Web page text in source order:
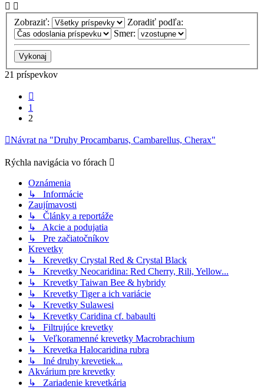
Zobraziť:
Zoradiť podľa:
Smer:
21 príspevkov
1
2
Návrat na "Druhy Procambarus, Cambarellus, Cherax"
Rýchla navigácia vo fórach
Oznámenia
↳ Informácie
Zaujímavosti
↳ Články a reportáže
↳ Akcie a podujatia
↳ Pre začiatočníkov
Krevetky
↳ Krevetky Crystal Red & Crystal Black
↳ Krevetky Neocaridina: Red Cherry, Rili, Yellow...
↳ Krevetky Taiwan Bee & hybridy
↳ Krevetky Tiger a ich variácie
↳ Krevetky Sulawesi
↳ Krevetky Caridina cf. babaulti
↳ Filtrujúce krevetky
↳ Veľkoramenné krevetky Macrobrachium
↳ Krevetka Halocaridina rubra
↳ Iné druhy krevetiek...
Akvárium pre krevetky
↳ Zariadenie krevetkária